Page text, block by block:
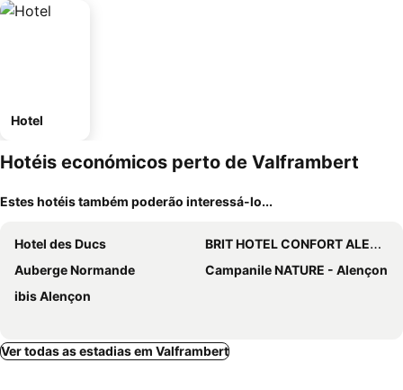
Hotel
Hotéis económicos perto de Valframbert
Estes hotéis também poderão interessá-lo...
Hotel des Ducs
BRIT HOTEL CONFORT ALENCON
Auberge Normande
Campanile NATURE - Alençon
ibis Alençon
Ver todas as estadias em Valframbert